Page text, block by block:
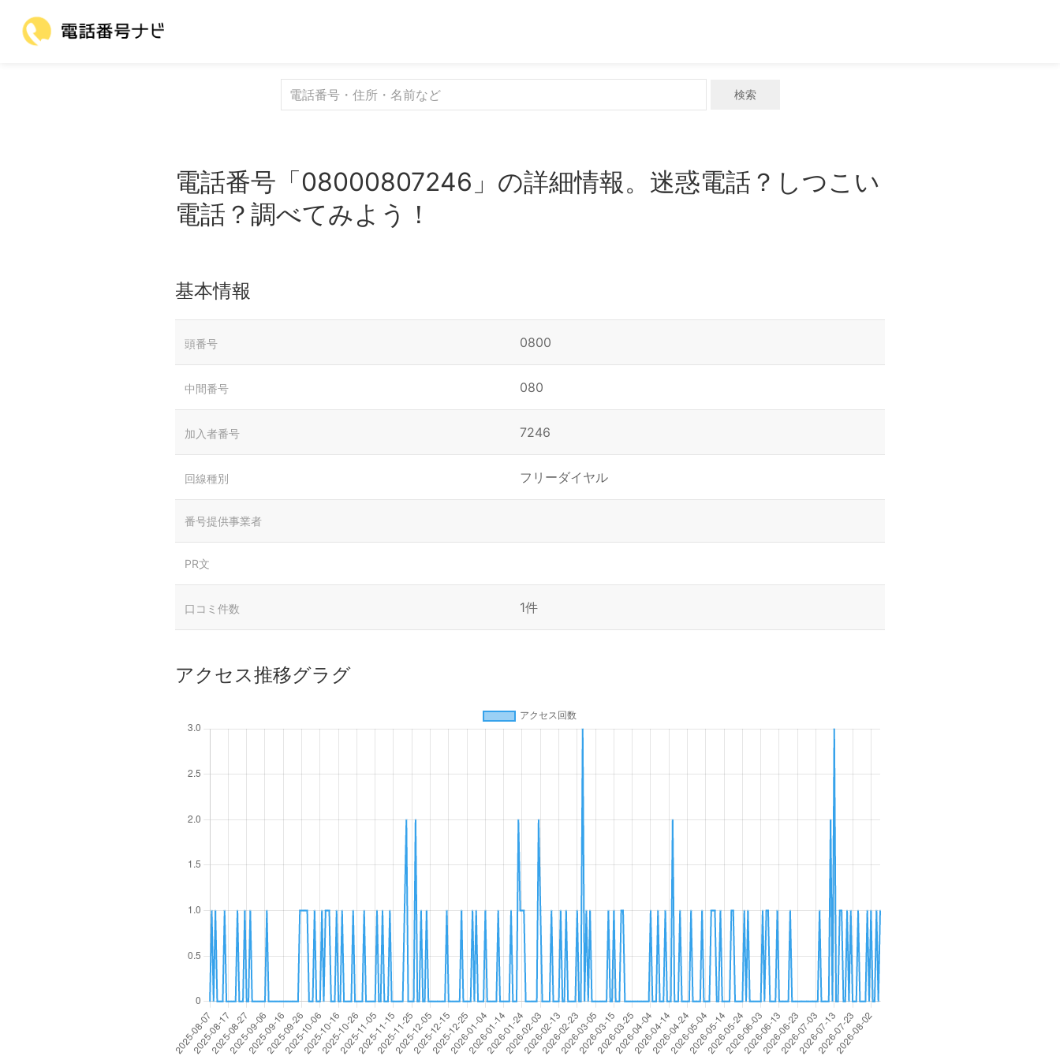
検索
電話番号「08000807246」の詳細情報。迷惑電話？しつこい
電話？調べてみよう！
基本情報
頭番号 0800
中間番号 080
加入者番号 7246
回線種別 フリーダイヤル
番号提供事業者
PR文
口コミ件数 1件
アクセス推移グラグ